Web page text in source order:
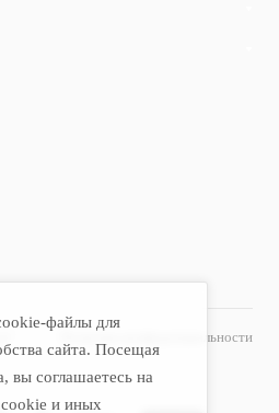
Политика конфиденциальности
файлы для
сайта. Посещая
вы соглашаетесь на
cookie и иных